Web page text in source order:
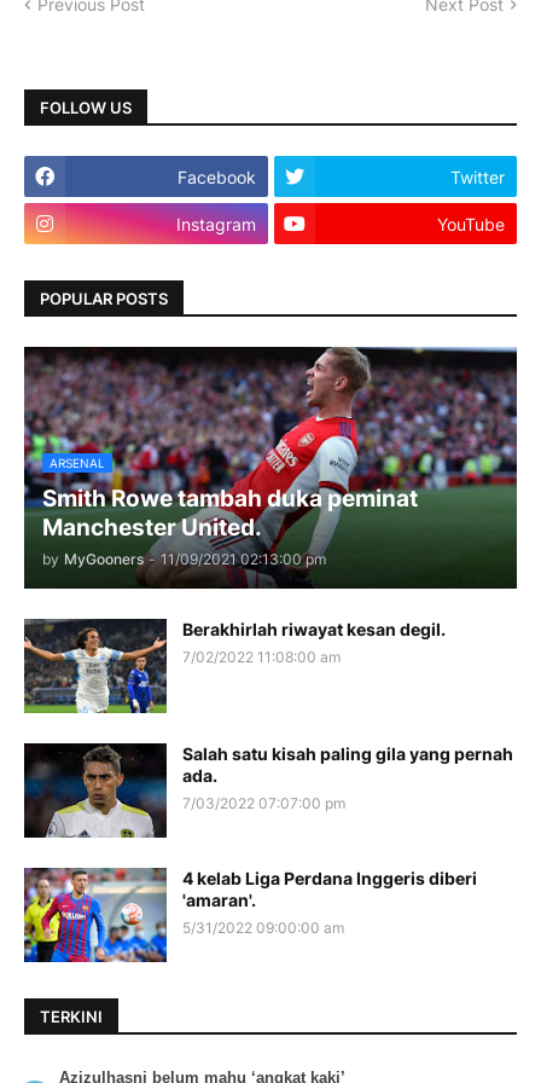
Previous Post Next Post
FOLLOW US
Facebook Twitter
Instagram YouTube
POPULAR POSTS
ARSENAL
Smith Rowe tambah duka peminat
Manchester United.
by MyGooners - 11/09/2021 02:13:00 pm
Berakhirlah riwayat kesan degil.
7/02/2022 11:08:00 am
Salah satu kisah paling gila yang pernah
ada.
7/03/2022 07:07:00 pm
4 kelab Liga Perdana Inggeris diberi
'amaran'.
5/31/2022 09:00:00 am
TERKINI
Azizulhasni belum mahu ‘angkat kaki’